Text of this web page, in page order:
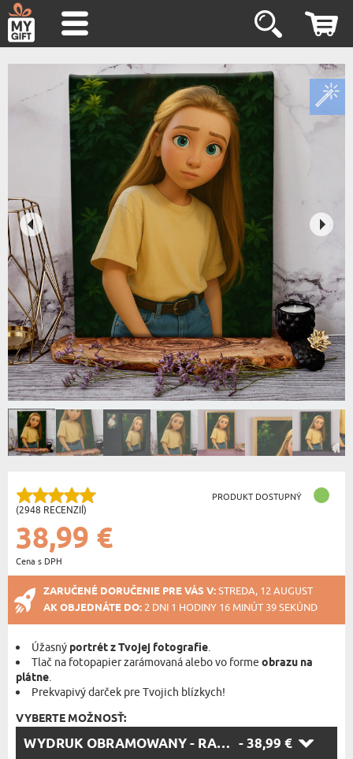
(2948 RECENZIÍ)
PRODUKT DOSTUPNÝ
38,99 €
Cena s DPH
ZARUČENÉ DORUČENIE PRE VÁS V:STREDA, 12 AUGUST
AK OBJEDNÁTE DO: 2 DNI 1 HODINY 16 MINÚT 39 SEKÚND
Úžasný portrét z Tvojej fotografie.
Tlač na fotopapier zarámovaná alebo vo formeobrazu na
plátne.
Prekvapivý darček pre Tvojich blízkych!
VYBERTE MOŽNOSŤ:
WYDRUK OBRAMOWANY - RAMKA CZARNA 40X50CM - 38,99 €
VYBERTE
MOŽNOSŤ: